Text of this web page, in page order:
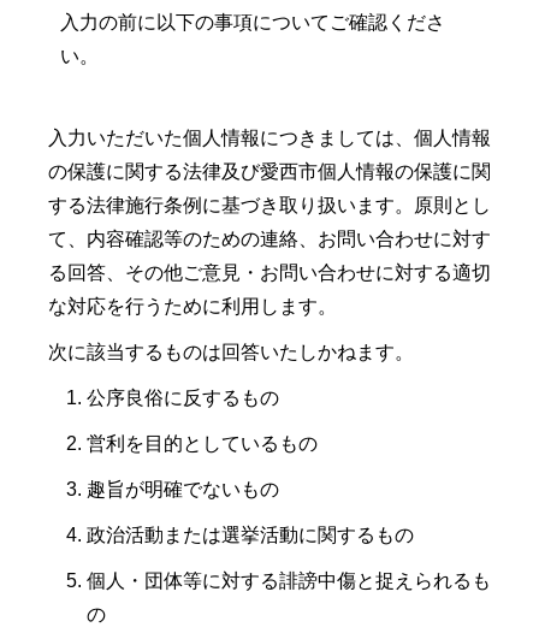
入力の前に以下の事項についてご確認くださ
い。
入力いただいた個人情報につきましては、個人情報
の保護に関する法律及び愛西市個人情報の保護に関
する法律施行条例に基づき取り扱います。原則とし
て、内容確認等のための連絡、お問い合わせに対す
る回答、その他ご意見・お問い合わせに対する適切
な対応を行うために利用します。
次に該当するものは回答いたしかねます。
公序良俗に反するもの
営利を目的としているもの
趣旨が明確でないもの
政治活動または選挙活動に関するもの
個人・団体等に対する誹謗中傷と捉えられるも
の